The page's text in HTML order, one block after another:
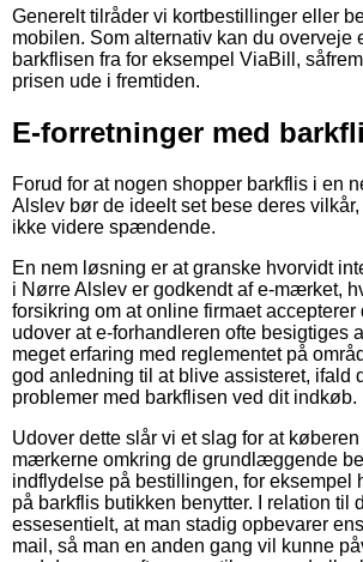
Generelt tilråder vi kortbestillinger eller
mobilen. Som alternativ kan du overveje
barkflisen fra for eksempel ViaBill,
prisen ude i fremtiden.
E-forretninger med
Forud for at nogen shopper barkflis i en
Alslev bør de ideelt set bese deres
ikke videre spændende.
En nem løsning er at granske hvorvidt
i Nørre Alslev er godkendt af e-mærket,
forsikring om at online firmaet accepterer
udover at e-forhandleren ofte besigtiges
meget erfaring med reglementet på
god anledning til at blive assisteret, ifald
problemer med barkflisen ved dit indkøb.
Udover dette slår vi et slag for at
mærkerne omkring de grundlæggende
indflydelse på bestillingen, for eksempel
på barkflis butikken benytter. I relation til
essesentielt, at man stadig opbevarer
mail, så man en anden gang vil kunne